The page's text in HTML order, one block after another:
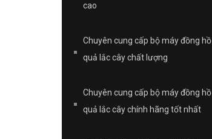
cao
Chuyên cung cấp bộ máy đồng hồ
quả lắc cây chất lượng
Chuyên cung cấp bộ máy đồng hồ
quả lắc cây chính hãng tốt nhất